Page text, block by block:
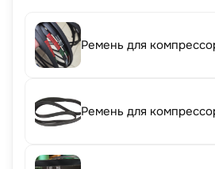
Ремень для
Ремень для